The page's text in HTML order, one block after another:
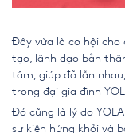
Đây vừa là cơ hội cho
tạo, lãnh đạo bản
tâm, giúp đỡ lẫn
trong đại gia đình
Đó cũng là lý do
sự kiện hứng khởi và